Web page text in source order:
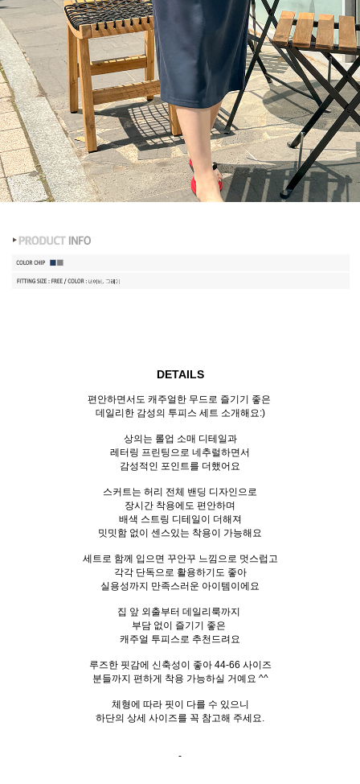
DETAILS
편안하면서도 캐주얼한 무드로 즐기기 좋은
데일리한 감성의 투피스 세트 소개해요:)
상의는 롤업 소매 디테일과
레터링 프린팅으로 네추럴하면서
감성적인 포인트를 더했어요
스커트는 허리 전체 밴딩 디자인으로
장시간 착용에도 편안하며
배색 스트링 디테일이 더해져
밋밋함 없이 센스있는 착용이 가능해요
세트로 함께 입으면 꾸안꾸 느낌으로 멋스럽고
각각 단독으로 활용하기도 좋아
실용성까지 만족스러운 아이템이에요
집 앞 외출부터 데일리룩까지
부담 없이 즐기기 좋은
캐주얼 투피스로 추천드려요
루즈한 핏감에 신축성이 좋아 44-66 사이즈
분들까지 편하게 착용 가능하실 거예요 ^^
체형에 따라 핏이 다를 수 있으니
하단의 상세 사이즈를 꼭 참고해 주세요.
-